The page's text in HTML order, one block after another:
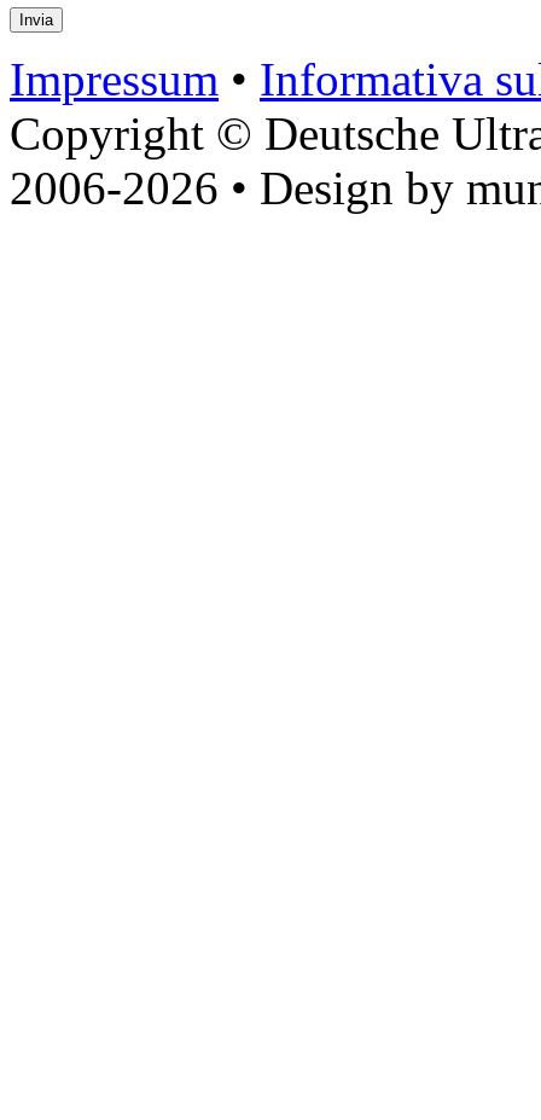
Impressum • Informativa
Copyright © Deutsche
2006-2026 • Design by